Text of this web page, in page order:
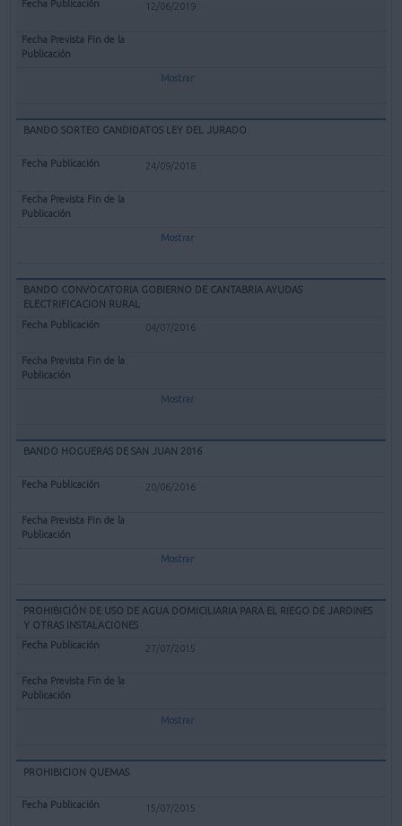
12/06/2019
Mostrar
BANDO SORTEO CANDIDATOS LEY DEL JURADO
24/09/2018
Mostrar
BANDO CONVOCATORIA GOBIERNO DE CANTABRIA AYUDAS
ELECTRIFICACION RURAL
04/07/2016
Mostrar
BANDO HOGUERAS DE SAN JUAN 2016
20/06/2016
Mostrar
PROHIBICIÓN DE USO DE AGUA DOMICILIARIA PARA EL RIEGO DE JARDINES
Y OTRAS INSTALACIONES
27/07/2015
Mostrar
PROHIBICION QUEMAS
15/07/2015